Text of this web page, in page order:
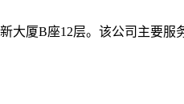
大厦B座12层。该公司主要服